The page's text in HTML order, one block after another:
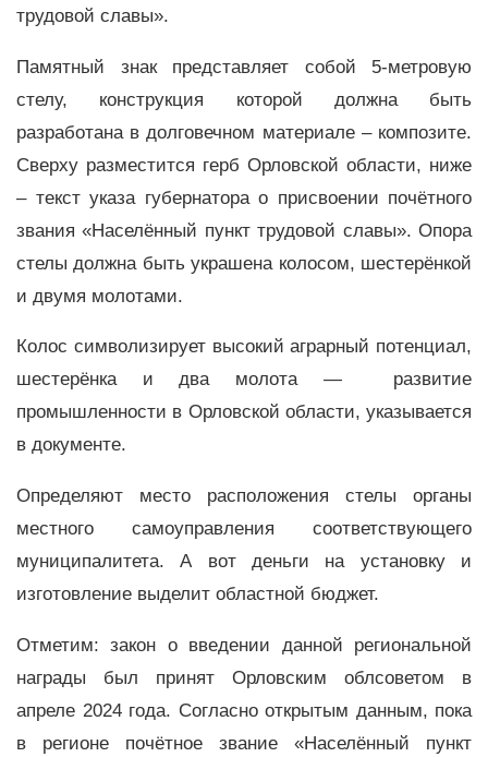
трудовой славы».
Памятный знак представляет собой 5-метровую
стелу, конструкция которой должна быть
разработана в долговечном материале – композите.
Сверху разместится герб Орловской области, ниже
– текст указа губернатора о присвоении почётного
звания «Населённый пункт трудовой славы». Опора
стелы должна быть украшена колосом, шестерёнкой
и двумя молотами.
Колос символизирует высокий аграрный потенциал,
шестерёнка и два молота — развитие
промышленности в Орловской области, указывается
в документе.
Определяют место расположения стелы органы
местного самоуправления соответствующего
муниципалитета. А вот деньги на установку и
изготовление выделит областной бюджет.
Отметим: закон о введении данной региональной
награды был принят Орловским облсоветом в
апреле 2024 года. Согласно открытым данным, пока
в регионе почётное звание «Населённый пункт